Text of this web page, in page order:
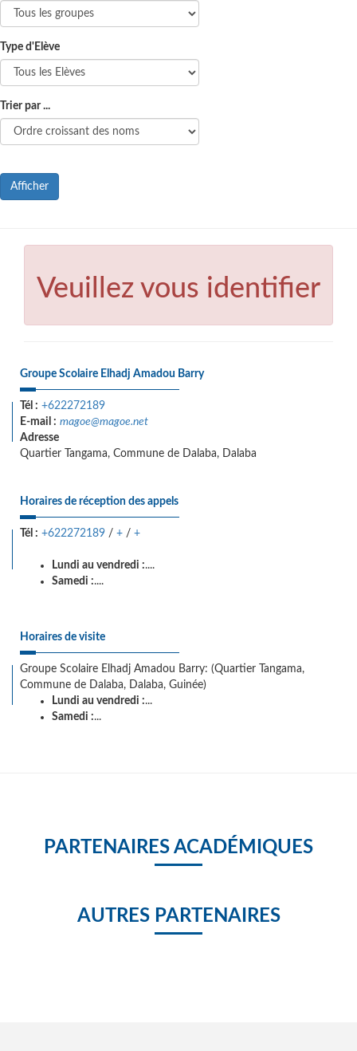
Type d'Elève
Trier par ...
Afficher
Veuillez vous identifier
Groupe Scolaire Elhadj Amadou Barry
Tél : +622272189
E-mail : magoe@magoe.net
Adresse
Quartier Tangama, Commune de Dalaba, Dalaba
Horaires de réception des appels
Tél : +622272189 / + / +
Lundi au vendredi :....
Samedi :....
Horaires de visite
Groupe Scolaire Elhadj Amadou Barry: (Quartier Tangama,
Commune de Dalaba, Dalaba, Guinée)
Lundi au vendredi :...
Samedi :...
PARTENAIRES ACADÉMIQUES
AUTRES PARTENAIRES